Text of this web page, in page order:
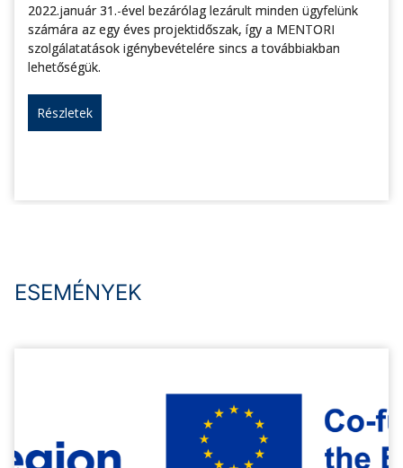
2022.január 31.-ével bezárólag lezárult minden ügyfelünk
számára az egy éves projektidőszak, így a MENTORI
szolgálatatások igénybevételére sincs a továbbiakban
lehetőségük.
Részletek
ESEMÉNYEK